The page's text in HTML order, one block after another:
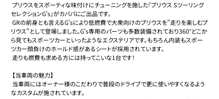
プリウスをスポーティな味付けにチューニングを施した『プリウス Sツーリング
セレクションG's』がカババにご出品です。
GRの前身とも言えるG'sにより低燃費で大衆向けのプリウスを"走りを楽しむプ
リウス"として登場しました。G's専用のパーツも多数装備されており360°どこか
ら見てもスポーツカーといったようなエクステリアです。もちろん内装もスポー
ツカー顔負けのホールド感があるシートが採用されています。
走りも燃費も求める方には持ってこいな1台です！
なカスタムが施されています。